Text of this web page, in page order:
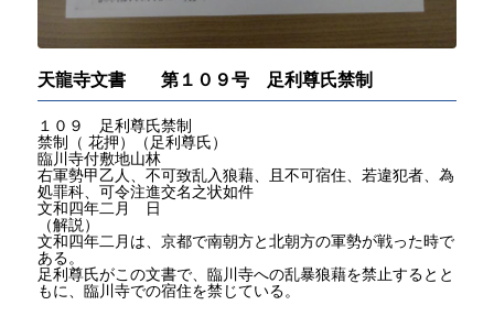
天龍寺文書 第１０９号 足利尊氏禁制
１０９ 足利尊氏禁制
禁制（ 花押）（足利尊氏）
臨川寺付敷地山林
右軍勢甲乙人、不可致乱入狼藉、且不可宿住、若違犯者、為
処罪科、可令注進交名之状如件
文和四年二月 日
（解説）
文和四年二月は、京都で南朝方と北朝方の軍勢が戦った時で
ある。
足利尊氏がこの文書で、臨川寺への乱暴狼藉を禁止するとと
もに、臨川寺での宿住を禁じている。